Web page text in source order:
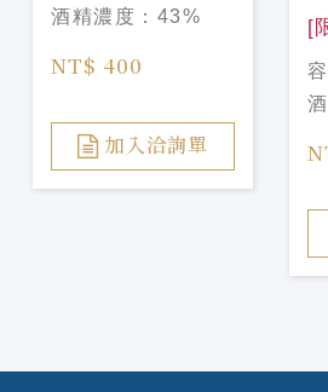
酒精濃度： 43%
NT$ 400
加入洽詢單
[